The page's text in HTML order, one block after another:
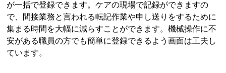
が一括で登録できます。ケアの現場で記録ができますの
で、間接業務と言われる転記作業や申し送りをするために
集まる時間を大幅に減らすことができます。機械操作に不
安がある職員の方でも簡単に登録できるよう画面は工夫し
ています。